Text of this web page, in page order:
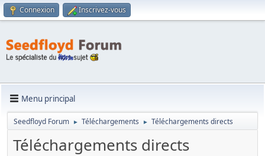
Connexion Inscrivez-vous
Menu principal
Seedfloyd Forum ► Téléchargements ► Téléchargements directs
Téléchargements directs